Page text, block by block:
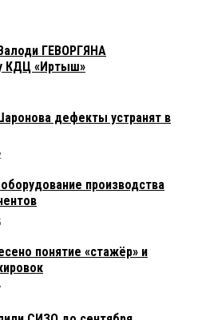
ГЕВОРГЯНА
КДЦ «Иртыш»
дефекты устранят в
производства
понятие «стажёр» и